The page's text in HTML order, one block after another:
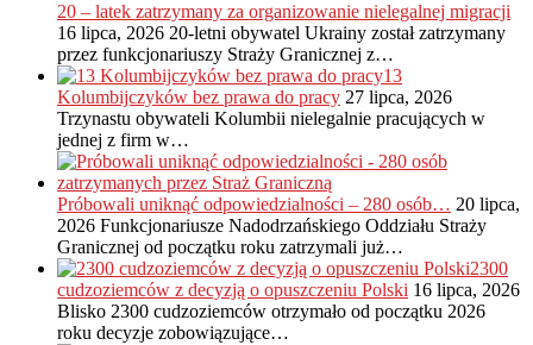
20 – latek zatrzymany za organizowanie nielegalnej migracji
16 lipca, 2026 20-letni obywatel Ukrainy został zatrzymany
przez funkcjonariuszy Straży Granicznej z…
13
Kolumbijczyków bez prawa do pracy 27 lipca, 2026
Trzynastu obywateli Kolumbii nielegalnie pracujących w
jednej z firm w…
Próbowali uniknąć odpowiedzialności – 280 osób… 20 lipca,
2026 Funkcjonariusze Nadodrzańskiego Oddziału Straży
Granicznej od początku roku zatrzymali już…
2300
cudzoziemców z decyzją o opuszczeniu Polski 16 lipca, 2026
Blisko 2300 cudzoziemców otrzymało od początku 2026
roku decyzje zobowiązujące…